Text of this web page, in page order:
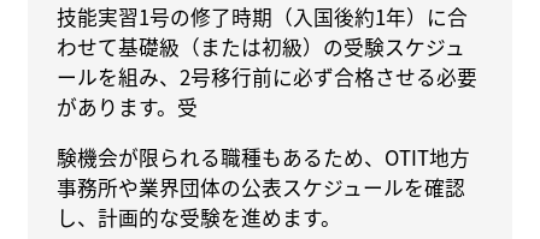
技能実習1号の修了時期（入国後約1年）に合
わせて基礎級（または初級）の受験スケジュ
ールを組み、2号移行前に必ず合格させる必要
があります。受
験機会が限られる職種もあるため、OTIT地方
事務所や業界団体の公表スケジュールを確認
し、計画的な受験を進めます。